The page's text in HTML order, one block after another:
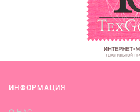
ИНФОРМАЦИЯ